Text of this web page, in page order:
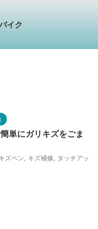
イク
単にガリキズをごま
ズペン キズ補修
タッチアッ